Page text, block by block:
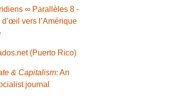
∞ Parallèles 8 -
vers l’Amérique
(Puerto Rico)
& Capitalism: An
journal